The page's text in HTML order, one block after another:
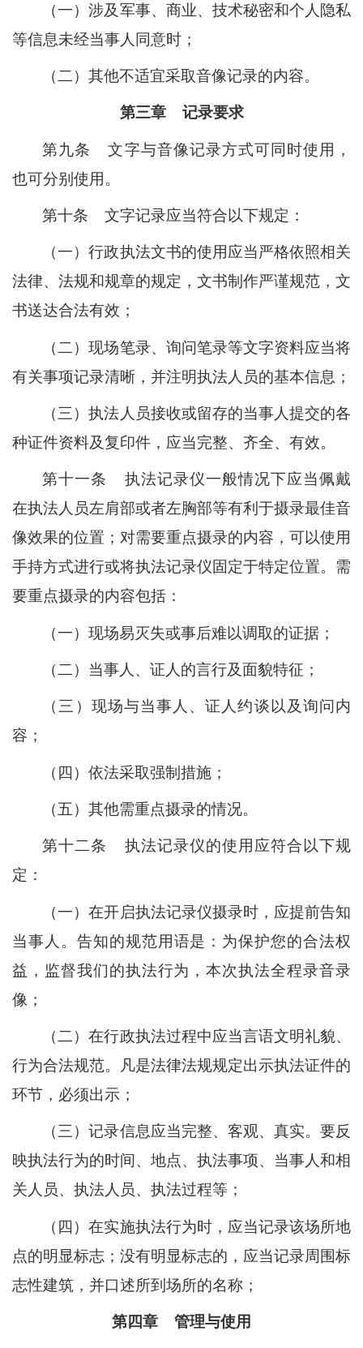
（一）涉及军事、商业、技术秘密和个人隐私
等信息未经当事人同意时；
（二）其他不适宜采取音像记录的内容。
第三章 记录要求
第九条
文字与音像记录方式可同时使用，
也可分别使用。
第十条 文字记录应当符合以下规定：
（一）行政执法文书的使用应当严格依照相关
法律、法规和规章的规定，文书制作严谨规范，文
书送达合法有效；
（二）现场笔录、询问笔录等文字资料应当将
有关事项记录清晰，并注明执法人员的基本信息；
（三）执法人员接收或留存的当事人提交的各
种证件资料及复印件，应当完整、齐全、有效。
第十一条
执法记录仪一般情况下应当佩戴
在执法人员左肩部或者左胸部等有利于摄录最佳音
像效果的位置；对需要重点摄录的内容，可以使用
手持方式进行或将执法记录仪固定于特定位置。需
要重点摄录的内容包括：
（一）现场易灭失或事后难以调取的证据；
（二）当事人、证人的言行及面貌特征；
（三）现场与当事人、证人约谈以及询问内
容；
（四）依法采取强制措施；
（五）其他需重点摄录的情况。
第十二条
执法记录仪的使用应符合以下规
定：
（一）在开启执法记录仪摄录时， 应提前告知
当事人。 告知的规范用语是：为保护您的合法权
益，监督我们的执法行为，本次执法全程录音录
像；
（二）在行政执法过程中应当言语文明礼貌、
行为合法规范。凡是法律法规规定出示执法证件的
环节，必须出示；
（三）记录信息应当完整、客观、真实。要反
映执法行为的时间、地点、执法事项、当事人和相
关人员、执法人员、执法过程等；
（四）在实施执法行为时，应当记录该场所地
点的明显标志；没有明显标志的，应当记录周围标
志性建筑，并口述所到场所的名称；
第四章 管理与使用